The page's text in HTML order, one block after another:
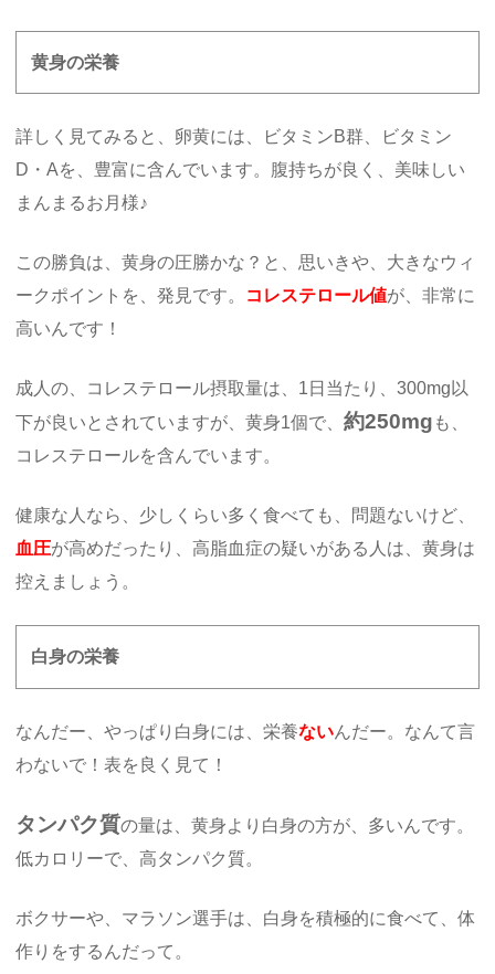
黄身の栄養
詳しく見てみると、卵黄には、ビタミンB群、ビタミン
D・Aを、豊富に含んでいます。腹持ちが良く、美味しい
まんまるお月様♪
この勝負は、黄身の圧勝かな？と、思いきや、大きなウィ
ークポイントを、発見です。 コレステロール値が、非常に
高いんです！
成人の、コレステロール摂取量は、1日当たり、300mg以
下が良いとされていますが、黄身1個で、約250mg も、
コレステロールを含んでいます。
健康な人なら、少しくらい多く食べても、問題ないけど、
血圧が高めだったり、高脂血症の疑いがある人は、黄身は
控えましょう。
白身の栄養
なんだー、やっぱり白身には、栄養ないんだー。なんて言
わないで！表を良く見て！
タンパク質の量は、黄身より白身の方が、多いんです。
低カロリーで、高タンパク質。
ボクサーや、マラソン選手は、白身を積極的に食べて、体
作りをするんだって。